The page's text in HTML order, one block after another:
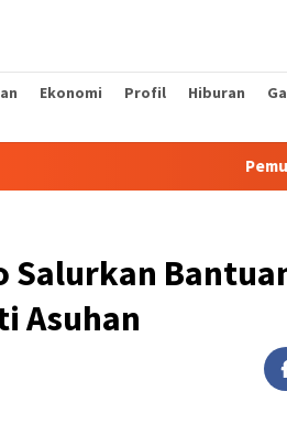
Ekonomi Profil Hiburan
Pemuda 18
Salurkan
Asuhan